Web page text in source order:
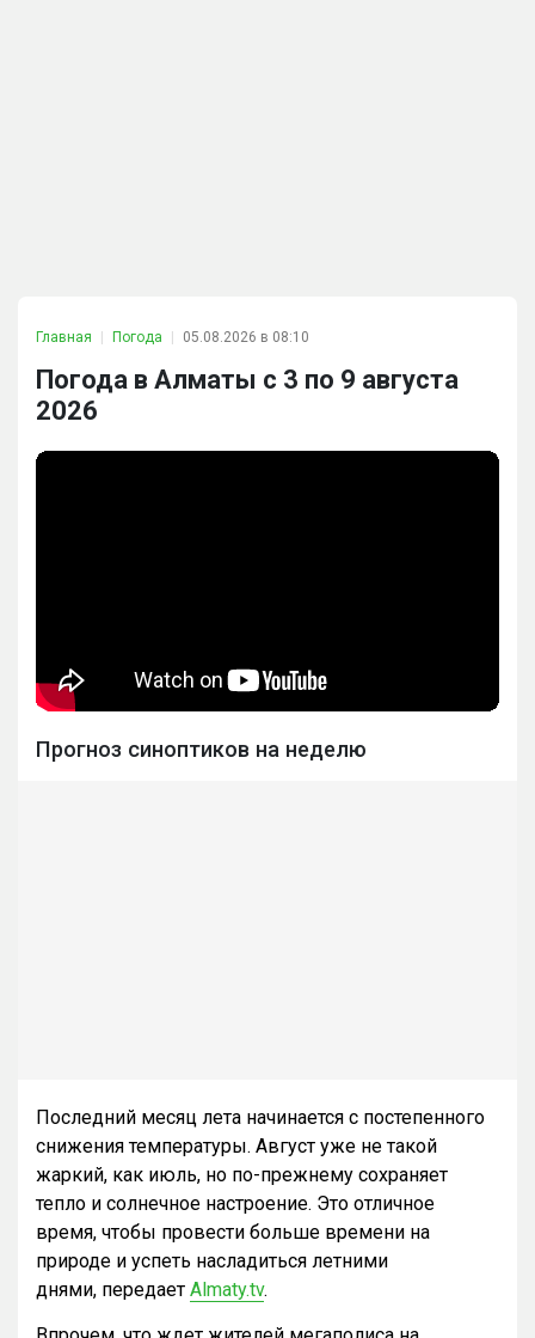
Главная Погода 05.08.2026 в 08:10
Погода в Алматы с 3 по 9 августа
2026
Прогноз синоптиков на неделю
Последний месяц лета начинается с постепенного
снижения температуры. Август уже не такой
жаркий, как июль, но по-прежнему сохраняет
тепло и солнечное настроение. Это отличное
время, чтобы провести больше времени на
природе и успеть насладиться летними
днями, передает Almaty.tv.